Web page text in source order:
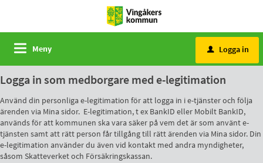
Meny u Logga in
Logga in som medborgare med e-legitimation
Använd din personliga e-legitimation för att logga in i e-tjänster och följa
ärenden via Mina sidor. E-legitimation, t ex BankID eller Mobilt BankID,
används för att kommunen ska vara säker på vem det är som använt e-
tjänsten samt att rätt person får tillgång till rätt ärenden via Mina sidor. Din
e-legitimation använder du även vid kontakt med andra myndigheter,
såsom Skatteverket och Försäkringskassan.